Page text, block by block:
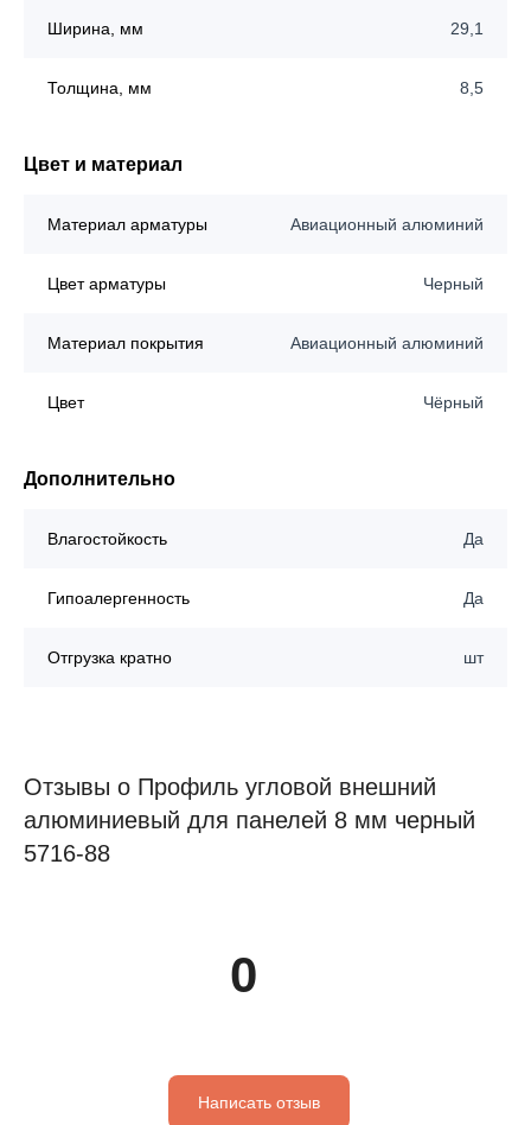
Ширина, мм 29,1
Толщина, мм 8,5
Цвет и материал
Материал арматуры Авиационный алюминий
Цвет арматуры Черный
Материал покрытия Авиационный алюминий
Цвет Чёрный
Дополнительно
Влагостойкость Да
Гипоалергенность Да
Отгрузка кратно шт
Отзывы о Профиль угловой внешний
алюминиевый для панелей 8 мм черный
5716-88
0
Написать отзыв